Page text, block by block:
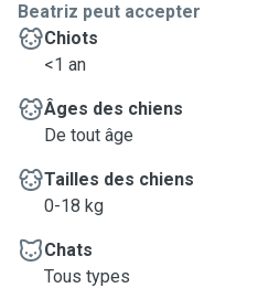
Beatriz peut accepter
Chiots
<1 an
Âges des chiens
De tout âge
Tailles des chiens
0-18 kg
Chats
Tous types